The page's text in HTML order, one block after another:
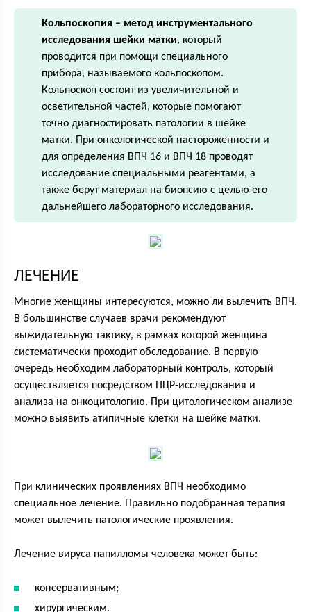
Кольпоскопия – метод инструментального
исследования шейки матки, который
проводится при помощи специального
прибора, называемого кольпоскопом.
Кольпоскоп состоит из увеличительной и
осветительной частей, которые помогают
точно диагностировать патологии в шейке
матки. При онкологической настороженности и
для определения ВПЧ 16 и ВПЧ 18 проводят
исследование специальными реагентами, а
также берут материал на биопсию с целью его
дальнейшего лабораторного исследования.
ЛЕЧЕНИЕ
Многие женщины интересуются, можно ли вылечить ВПЧ.
В большинстве случаев врачи рекомендуют
выжидательную тактику, в рамках которой женщина
систематически проходит обследование. В первую
очередь необходим лабораторный контроль, который
осуществляется посредством ПЦР-исследования и
анализа на онкоцитологию. При цитологическом анализе
можно выявить атипичные клетки на шейке матки.
При клинических проявлениях ВПЧ необходимо
специальное лечение. Правильно подобранная терапия
может вылечить патологические проявления.
Лечение вируса папилломы человека может быть:
консервативным;
хирургическим.